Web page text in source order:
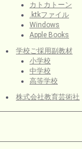
カトカトーン
.ktkファイル
Windows
Apple Books
学校ご採用副教材
小学校
中学校
高等学校
株式会社教育芸術社